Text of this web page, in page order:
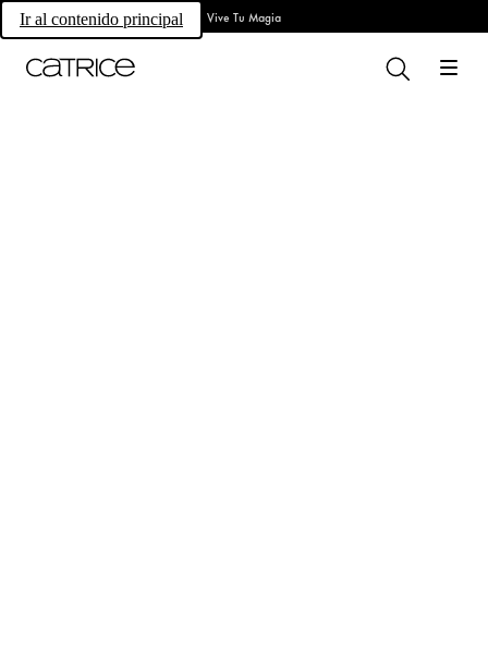
Ir al contenido principal Vive Tu Magia